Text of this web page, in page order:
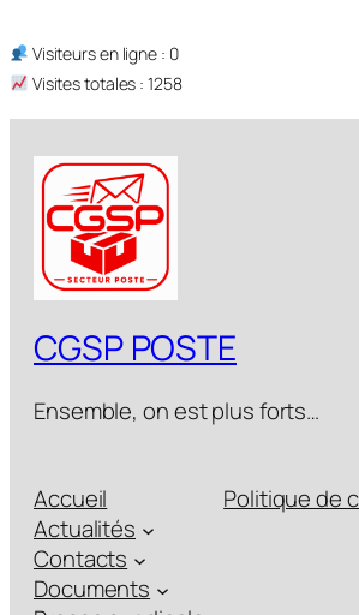
Visiteurs en ligne : 0
Visites totales : 1258
CGSP POSTE
Ensemble, on est plus forts…
Accueil
Actualités
Contacts
Documents
Politique de